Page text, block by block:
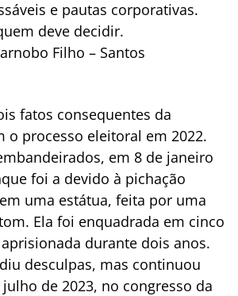
e pautas corporativas.
deve decidir.
Filho – Santos
fatos consequentes da
o processo eleitoral em 2022.
em 8 de janeiro
foi a devido à pichação
uma estátua, feita por uma
Ela foi enquadrada em cinco
durante dois anos.
desculpas, mas continuou
de 2023, no congresso da